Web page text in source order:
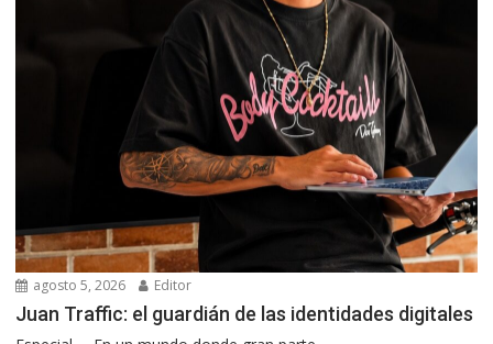
agosto 5, 2026 Editor
Juan Traffic: el guardián de las identidades digitales